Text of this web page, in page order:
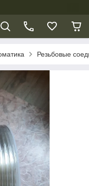
Резьбовые